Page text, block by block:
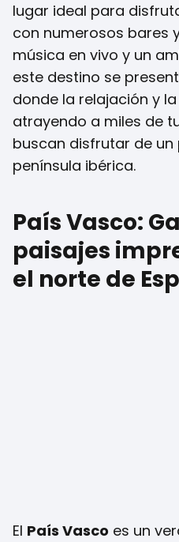
lugar ideal para
con numerosos bares
música en vivo y un
este destino se
donde la relajación y
atrayendo a miles de
buscan disfrutar de un
península ibérica.
País Vasco:
paisajes
el norte de
El País Vasco es un